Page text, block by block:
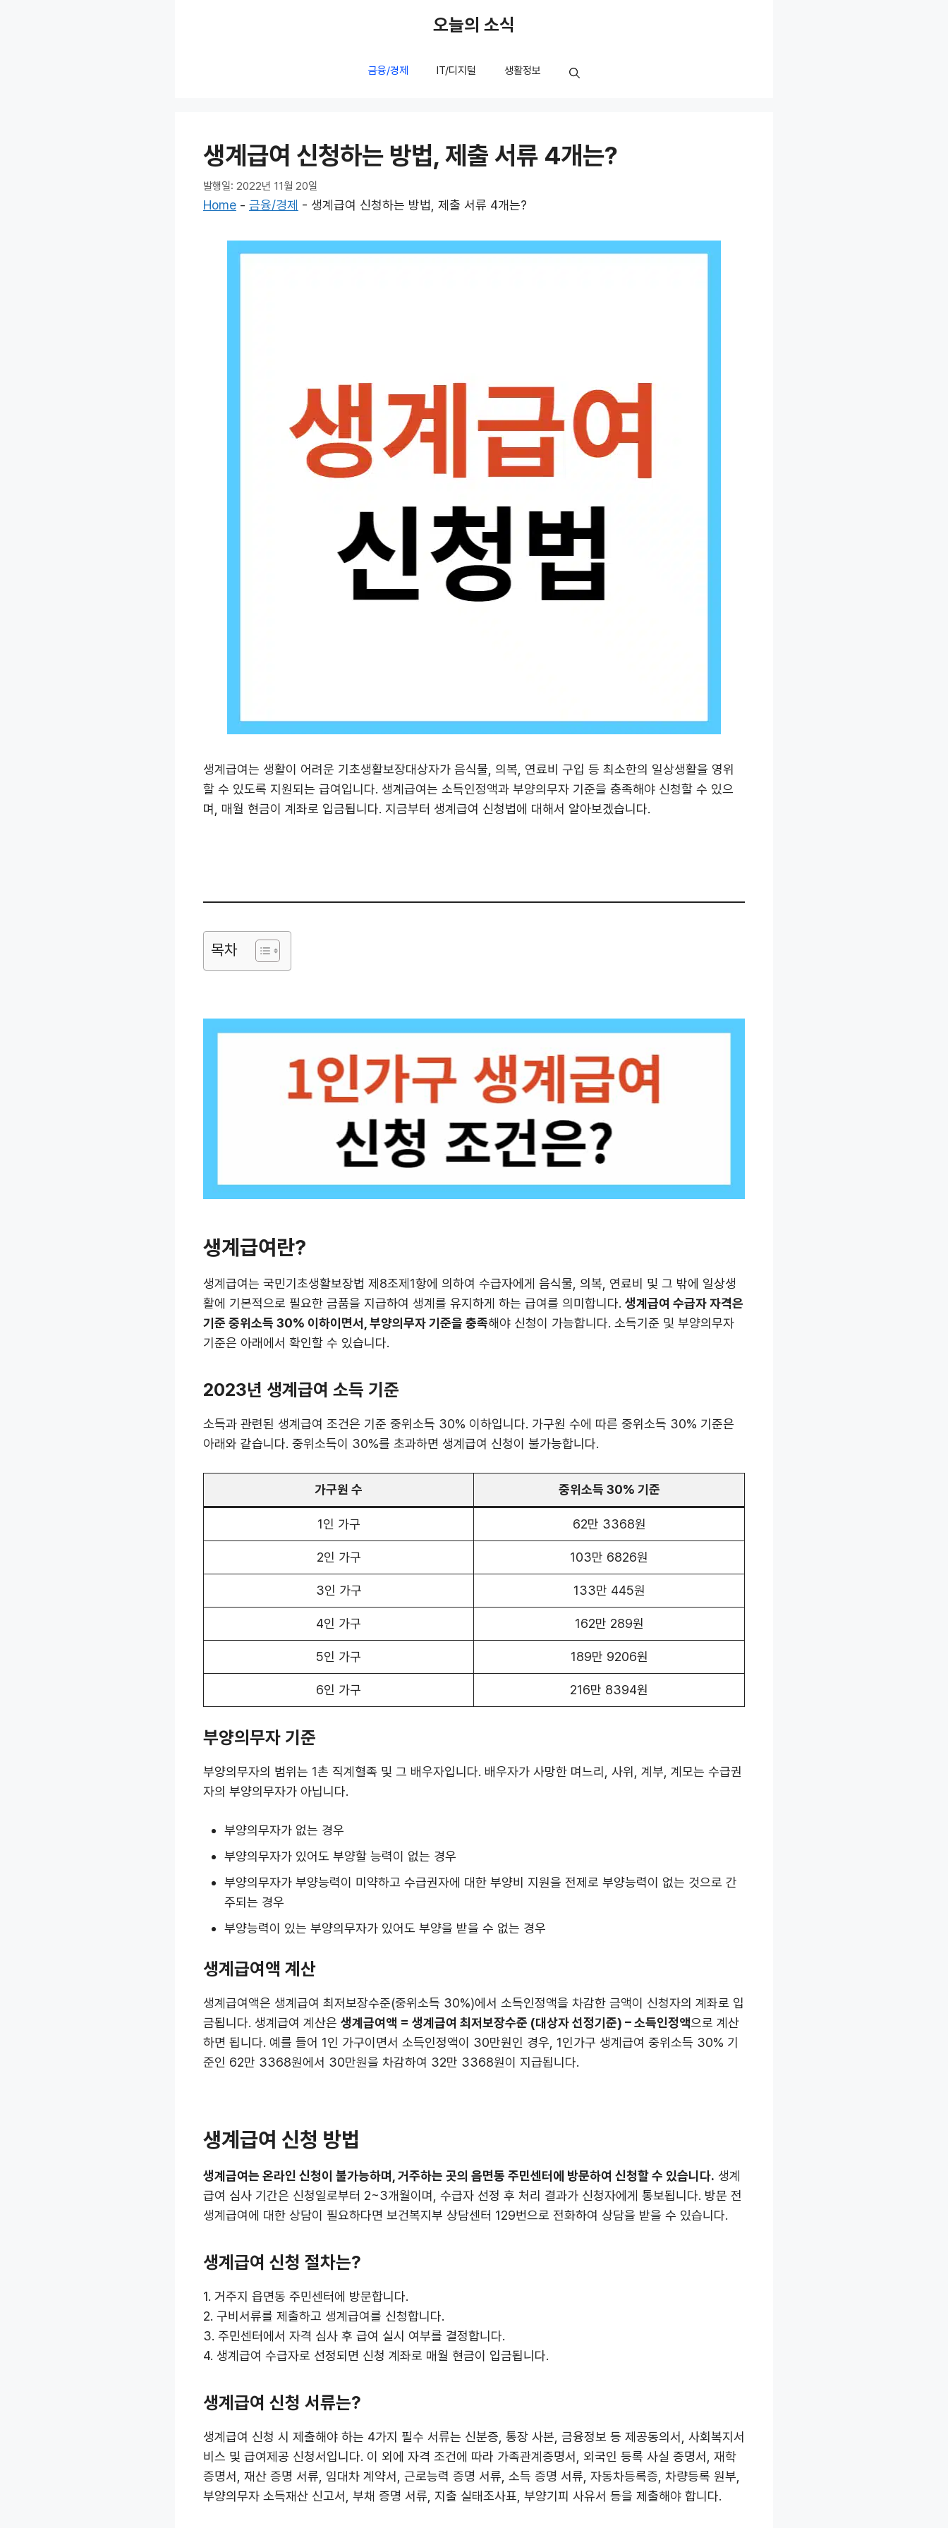
오늘의 소식
금융/경제 IT/디지털 생활정보
생계급여 신청하는 방법, 제출 서류 4개는?
발행일: 2022년 11월 20일
Home - 금융/경제 - 생계급여 신청하는 방법, 제출 서류 4개는?
생계급여는 생활이 어려운 기초생활보장대상자가 음식물, 의복, 연료비 구입 등 최소한의 일상생활을 영위
할 수 있도록 지원되는 급여입니다. 생계급여는 소득인정액과 부양의무자 기준을 충족해야 신청할 수 있으
며, 매월 현금이 계좌로 입금됩니다. 지금부터 생계급여 신청법에 대해서 알아보겠습니다.
목차
생계급여란?
생계급여는 국민기초생활보장법 제8조제1항에 의하여 수급자에게 음식물, 의복, 연료비 및 그 밖에 일상생
활에 기본적으로 필요한 금품을 지급하여 생계를 유지하게 하는 급여를 의미합니다. 생계급여 수급자 자격은
기준 중위소득 30% 이하이면서, 부양의무자 기준을 충족해야 신청이 가능합니다. 소득기준 및 부양의무자
기준은 아래에서 확인할 수 있습니다.
2023년 생계급여 소득 기준
소득과 관련된 생계급여 조건은 기준 중위소득 30% 이하입니다. 가구원 수에 따른 중위소득 30% 기준은
아래와 같습니다. 중위소득이 30%를 초과하면 생계급여 신청이 불가능합니다.
가구원 수 중위소득 30% 기준
1인 가구 62만 3368원
2인 가구 103만 6826원
3인 가구 133만 445원
4인 가구 162만 289원
5인 가구 189만 9206원
6인 가구 216만 8394원
부양의무자 기준
부양의무자의 범위는 1촌 직계혈족 및 그 배우자입니다. 배우자가 사망한 며느리, 사위, 계부, 계모는 수급권
자의 부양의무자가 아닙니다.
부양의무자가 없는 경우
부양의무자가 있어도 부양할 능력이 없는 경우
부양의무자가 부양능력이 미약하고 수급권자에 대한 부양비 지원을 전제로 부양능력이 없는 것으로 간
주되는 경우
부양능력이 있는 부양의무자가 있어도 부양을 받을 수 없는 경우
생계급여액 계산
생계급여액은 생계급여 최저보장수준(중위소득 30%)에서 소득인정액을 차감한 금액이 신청자의 계좌로 입
금됩니다. 생계급여 계산은 생계급여액 = 생계급여 최저보장수준 (대상자 선정기준) – 소득인정액으로 계산
하면 됩니다. 예를 들어 1인 가구이면서 소득인정액이 30만원인 경우, 1인가구 생계급여 중위소득 30% 기
준인 62만 3368원에서 30만원을 차감하여 32만 3368원이 지급됩니다.
생계급여 신청 방법
생계급여는 온라인 신청이 불가능하며, 거주하는 곳의 읍면동 주민센터에 방문하여 신청할 수 있습니다. 생계
급여 심사 기간은 신청일로부터 2~3개월이며, 수급자 선정 후 처리 결과가 신청자에게 통보됩니다. 방문 전
생계급여에 대한 상담이 필요하다면 보건복지부 상담센터 129번으로 전화하여 상담을 받을 수 있습니다.
생계급여 신청 절차는?
1. 거주지 읍면동 주민센터에 방문합니다.
2. 구비서류를 제출하고 생계급여를 신청합니다.
3. 주민센터에서 자격 심사 후 급여 실시 여부를 결정합니다.
4. 생계급여 수급자로 선정되면 신청 계좌로 매월 현금이 입금됩니다.
생계급여 신청 서류는?
생계급여 신청 시 제출해야 하는 4가지 필수 서류는 신분증, 통장 사본, 금융정보 등 제공동의서, 사회복지서
비스 및 급여제공 신청서입니다. 이 외에 자격 조건에 따라 가족관계증명서, 외국인 등록 사실 증명서, 재학
증명서, 재산 증명 서류, 임대차 계약서, 근로능력 증명 서류, 소득 증명 서류, 자동차등록증, 차량등록 원부,
부양의무자 소득재산 신고서, 부채 증명 서류, 지출 실태조사표, 부양기피 사유서 등을 제출해야 합니다.